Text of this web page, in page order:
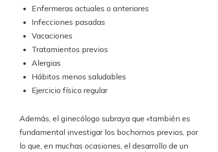
Enfermeras actuales o anteriores
Infecciones pasadas
Vacaciones
Tratamientos previos
Alergias
Hábitos menos saludables
Ejercicio físico regular
Además, el ginecólogo subraya que «también es
fundamental investigar los bochornos previos, por
lo que, en muchas ocasiones, el desarrollo de un